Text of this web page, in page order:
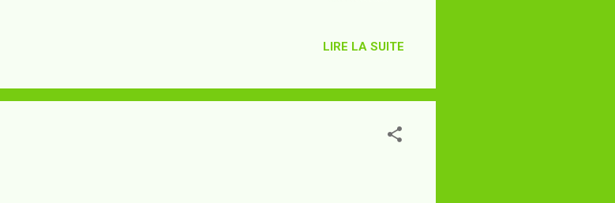
dit que celui-ci valait quand même la peine que je m'y intéresse. Résumé :
? Ce que peu de gens savent, ...
LIRE LA SUITE